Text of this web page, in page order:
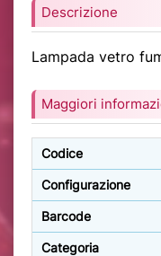
Descrizione
Lampada vetro
Maggiori
Codice
Configurazione
Barcode
Categoria